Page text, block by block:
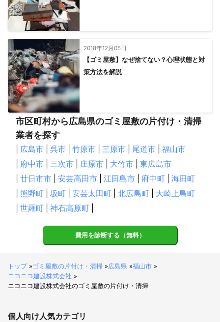
2018年12月05日
【ゴミ屋敷】なぜ捨てない？心理状態と対
策方法を解説
市区町村から広島県のゴミ屋敷の片付け・清掃
業者を探す
広島市 呉市 竹原市 三原市 尾道市
福山市
府中市 三次市 庄原市 大竹市
東広島市
廿日市市 安芸高田市 江田島市 府中町
海田町
熊野町 坂町 安芸太田町 北広島町
大崎上島町
世羅町 神石高原町
費用を診断する（無料）
トップ»ゴミ屋敷の片付け・清掃 »広島県 »福山市 »
ニコニコ建設株式会社 »
ニコニコ建設株式会社のゴミ屋敷の片付け・清掃
個人向け人気カテゴリ